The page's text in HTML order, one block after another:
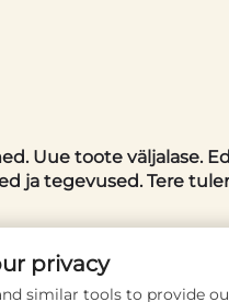
Uue toote väljalase.
ja tegevused. Tere
privacy
similar tools to provide